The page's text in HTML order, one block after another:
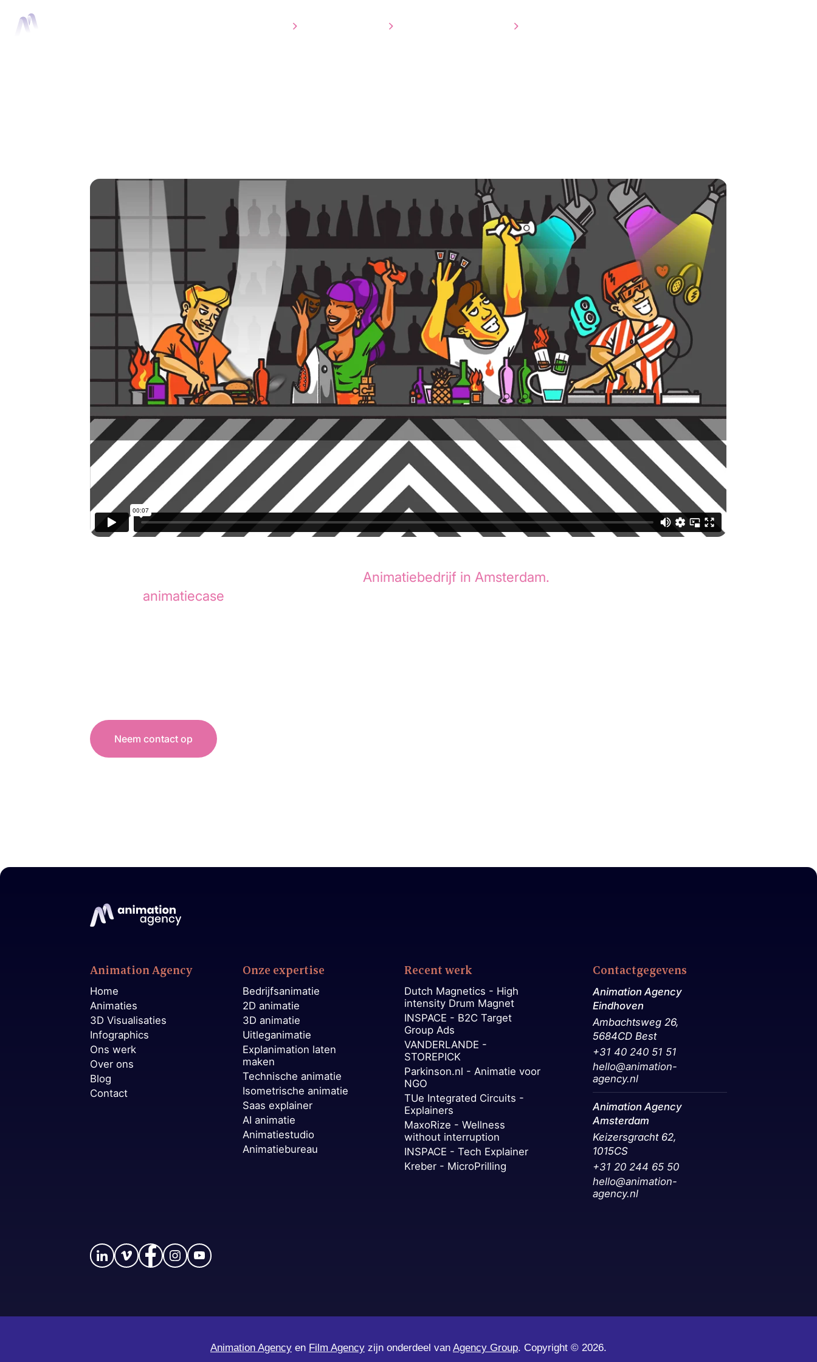
Animatiebedrijf in Amsterdam.
animatiecase
Neem contact op
Animation Agency
Home
Animaties
3D Visualisaties
Infographics
Ons werk
Over ons
Blog
Contact
Onze expertise
Bedrijfsanimatie
2D animatie
3D animatie
Uitleganimatie
Explanimation laten
maken
Technische animatie
Isometrische animatie
Saas explainer
AI animatie
Animatiestudio
Animatiebureau
Recent werk
Dutch Magnetics - High
intensity Drum Magnet
INSPACE - B2C Target
Group Ads
VANDERLANDE -
STOREPICK
Parkinson.nl - Animatie voor
NGO
TUe Integrated Circuits -
Explainers
MaxoRize - Wellness
without interruption
INSPACE - Tech Explainer
Kreber - MicroPrilling
Contactgegevens
Animation Agency
Eindhoven
Ambachtsweg 26,
5684CD Best
+31 40 240 51 51
hello@animation-
agency.nl
Animation Agency
Amsterdam
Keizersgracht 62,
1015CS
+31 20 244 65 50‬
hello@animation-
agency.nl
Animation Agency en Film Agency zijn onderdeel van Agency Group. Copyright © 2026.